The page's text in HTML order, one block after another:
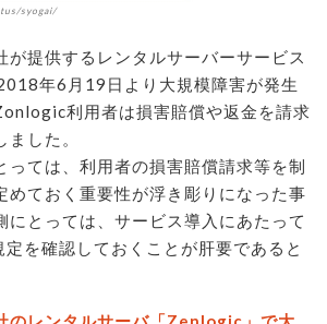
syogai/
が提供するレンタルサーバーサービス
年6月19日より大規模障害が発生
利用者は損害賠償や返金を請求
した。
っては、利用者の損害賠償請求等を制
めておく重要性が浮き彫りになった事
にとっては、サービス導入にあたって
を確認しておくことが肝要であると